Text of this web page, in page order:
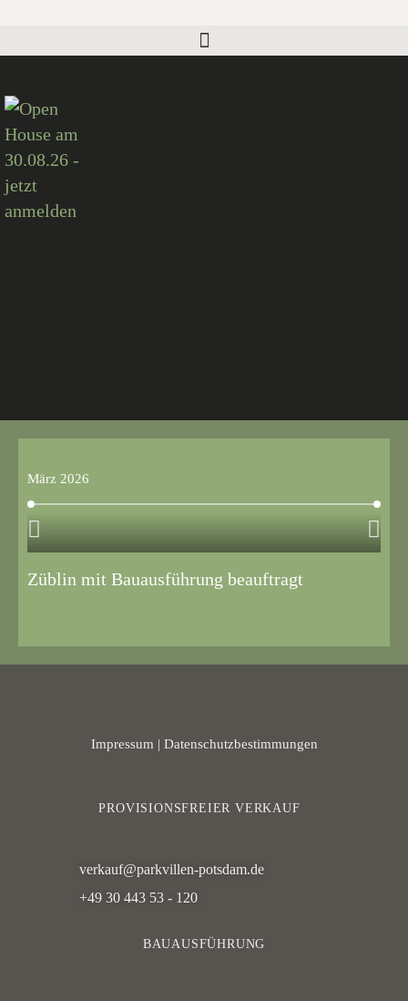
März 2026
Züblin mit Bauausführung beauftragt
Impressum | Datenschutzbestimmungen
PROVISIONSFREIER VERKAUF
verkauf@parkvillen-potsdam.de
+49 30 443 53 - 120
BAUAUSFÜHRUNG